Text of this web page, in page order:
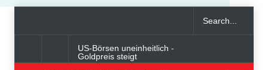
US-Börsen uneinheitlich -
Goldpreis steigt